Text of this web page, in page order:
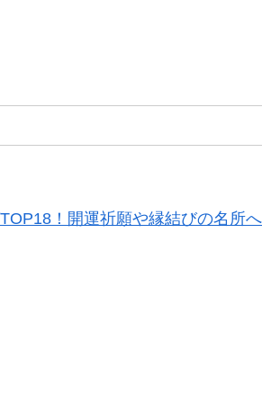
！開運祈願や縁結びの名所